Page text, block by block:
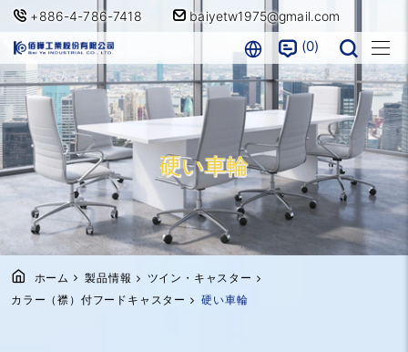
+886-4-786-7418 baiyetw1975@gmail.com
0
硬い車輪
ホーム 製品情報
ツイン・キャスター
カラー（襟）付フードキャスター
硬い車輪